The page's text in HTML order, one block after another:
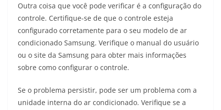
Outra coisa que você pode verificar é a configuração do
controle. Certifique-se de que o controle esteja
configurado corretamente para o seu modelo de ar
condicionado Samsung. Verifique o manual do usuário
ou o site da Samsung para obter mais informações
sobre como configurar o controle.
Se o problema persistir, pode ser um problema com a
unidade interna do ar condicionado. Verifique se a